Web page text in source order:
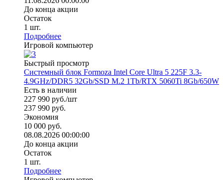
До конца акции
Остаток
1 шт.
Подробнее
Игровой компьютер
Быстрый просмотр
Системный блок Formoza Intel Core Ultra 5 225F 3.3-
4.9GHz/DDR5 32Gb/SSD M.2 1Tb/RTX 5060Ti 8Gb/650W
Есть в наличии
227 990 руб./шт
237 990 руб.
Экономия
10 000 руб.
08.08.2026 00:00:00
До конца акции
Остаток
1 шт.
Подробнее